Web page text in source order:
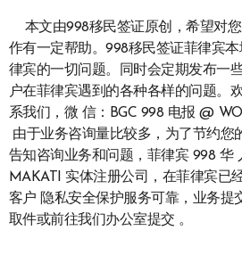
本文由998移民签证原创，希望对
作有一定帮助。998移民签证菲律宾
律宾的一切问题。同时会定期发布一
户在菲律宾遇到的各种各样的问题。
系我们，微 信：BGC 998 电报 @
由于业务咨询量比较多，为了节约您
告知咨询业务和问题，菲律宾 998 华
MAKATI 实体注册公司，在菲律宾已
客户 隐私安全保护服务可靠，业务提
取件或前往我们办公室提交 。